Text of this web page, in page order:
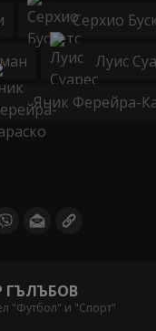
Серхио
Луис
Яник Ферейра-
ГЪЛЪБОВ
"Футбол" и "Спорт"